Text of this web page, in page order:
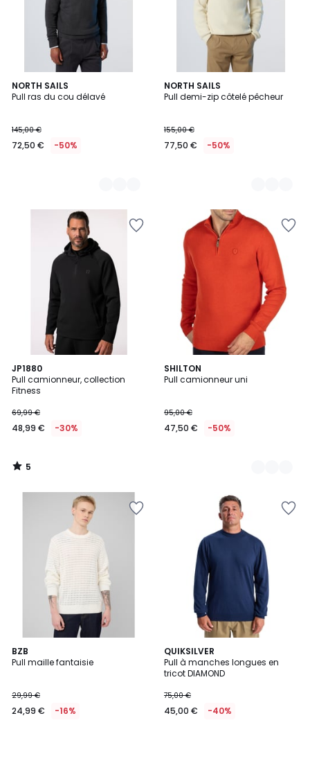
NORTH SAILS
Pull ras du cou délavé
145,00 €
72,50 € -50%
2
Couleurs
NORTH SAILS
Pull demi-zip côtelé pêcheur
155,00 €
77,50 € -50%
2
Couleurs
JP1880
Pull camionneur, collection
Fitness
69,99 €
48,99 € -30%
5
/
5
5
/
SHILTON
Pull camionneur uni
95,00 €
47,50 € -50%
7
Couleurs
BZB
Pull maille fantaisie
29,99 €
24,99 € -16%
QUIKSILVER
Pull à manches longues en
tricot DIAMOND
75,00 €
45,00 € -40%